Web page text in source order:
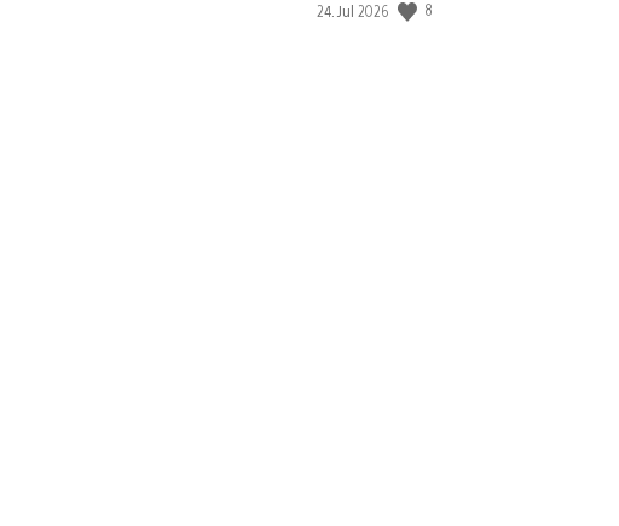
Veröffentlichungsdatum:
24. Jul 2026 8